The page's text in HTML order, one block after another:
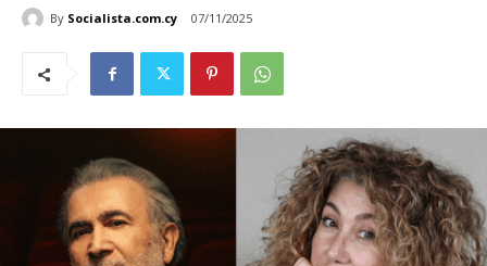
By Socialista.com.cy 07/11/2025